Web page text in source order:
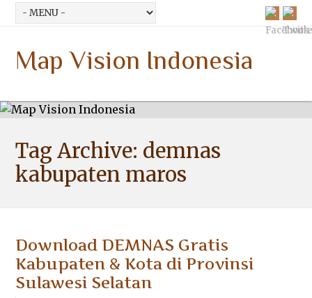
Map Vision Indonesia
Tag Archive: demnas
kabupaten maros
Download DEMNAS Gratis
Kabupaten & Kota di Provinsi
Sulawesi Selatan